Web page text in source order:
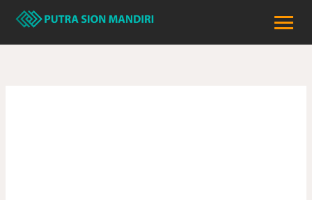
Lewati
konten